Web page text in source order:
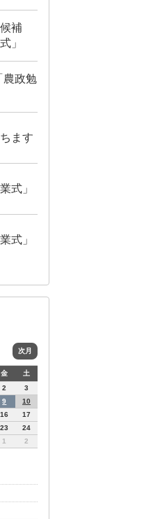
補
」
農政勉
ます
式」
式」
次月
金
土
2
3
9
10
16
17
23
24
1 2